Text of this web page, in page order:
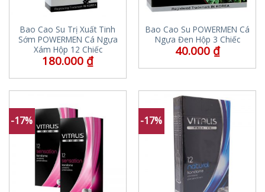
Bao Cao Su Trị Xuất Tinh
Sớm POWERMEN Cá Ngựa
Xám Hộp 12 Chiếc
180.000 ₫
Bao Cao Su POWERMEN Cá
Ngựa Đen Hộp 3 Chiếc
40.000 ₫
-17% -17%